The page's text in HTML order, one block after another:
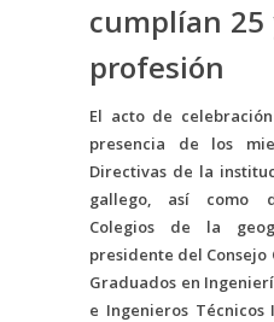
cumplían 25
profesión
El acto de
presencia de los
Directivas de la
gallego, así como
Colegios de la
presidente del Consejo
Graduados en
e Ingenieros Técnicos